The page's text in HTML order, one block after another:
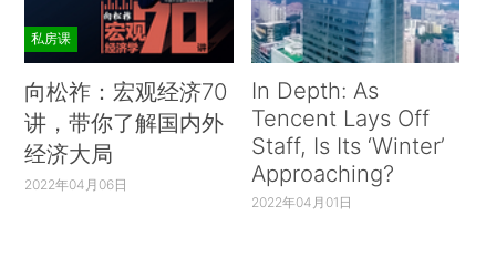
私房课
向松祚：宏观经济70
讲，带你了解国内外
经济大局
2022年04月06日
In Depth: As
Tencent Lays Off
Staff, Is Its ‘Winter’
Approaching?
2022年04月01日